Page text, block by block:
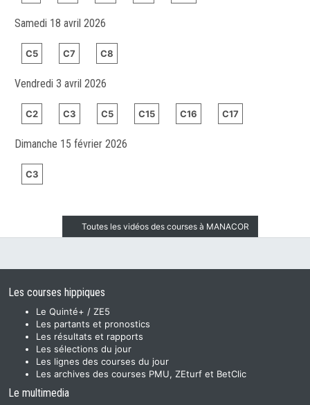
Samedi 18 avril 2026
C5 C7 C8
Vendredi 3 avril 2026
C2 C3 C5 C15 C16 C17
Dimanche 15 février 2026
C3
Toutes les vidéos des courses à MANACOR
Les courses hippiques
Le Quinté+ / ZE5
Les partants et pronostics
Les résultats et rapports
Les sélections du jour
Les lignes des courses du jour
Les archives des courses PMU, ZEturf et BetClic
Le multimedia